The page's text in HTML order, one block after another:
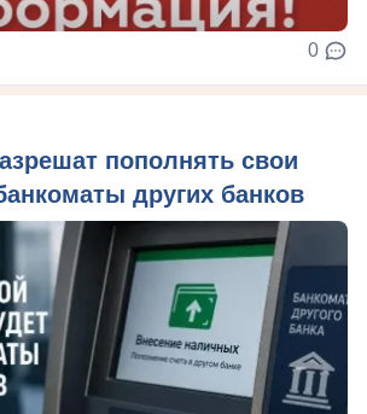
0
пополнять свои
других банков